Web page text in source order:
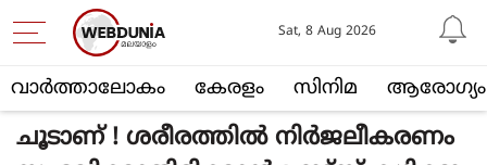
വാര്‍ത്താലോകം കേരളം സിനിമ ആരോഗ്യം
Sat, 8 Aug 2026
ചൂടാണ് ! ശരീരത്തില്‍ നിര്‍ജലീകരണം